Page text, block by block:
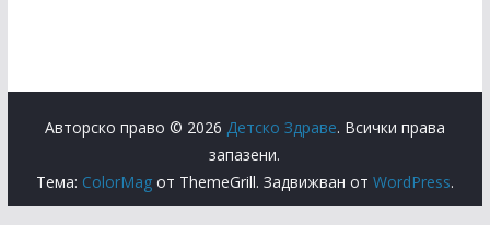
Авторско право © 2026 Детско Здраве. Всички права
запазени.
Тема: ColorMagот ThemeGrill. Задвижван от WordPress.